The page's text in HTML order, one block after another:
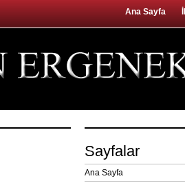
Ana Sayfa
Sayfalar
Ana Sayfa